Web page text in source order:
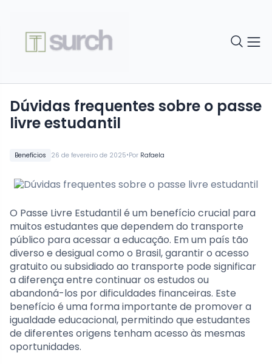
Benefícios 26 de fevereiro de 2025•Por Rafaela
Dúvidas frequentes sobre o passe
livre estudantil
O Passe Livre Estudantil é um benefício crucial para
muitos estudantes que dependem do transporte
público para acessar a educação. Em um país tão
diverso e desigual como o Brasil, garantir o acesso
gratuito ou subsidiado ao transporte pode significar
a diferença entre continuar os estudos ou
abandoná-los por dificuldades financeiras. Este
benefício é uma forma importante de promover a
igualdade educacional, permitindo que estudantes
de diferentes origens tenham acesso às mesmas
oportunidades.